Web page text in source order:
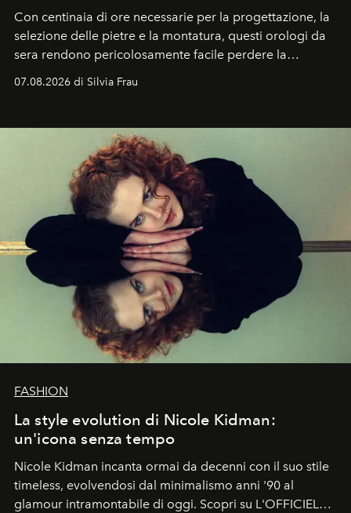
Con centinaia di ore necessarie per la progettazione, la
selezione delle pietre e la montatura, questi orologi da
sera rendono pericolosamente facile perdere la
cognizione del tempo. Ma con quadranti così
07.08.2026 di Silvia Frau
FASHION
La style evolution di Nicole Kidman:
un'icona senza tempo
Nicole Kidman incanta ormai da decenni con il suo stile
timeless, evolvendosi dal minimalismo anni '90 al
glamour intramontabile di oggi. Scopri su L'OFFICIEL